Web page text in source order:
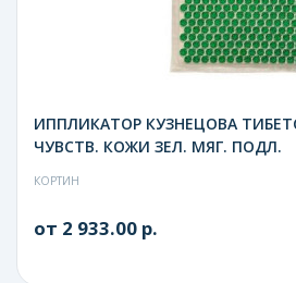
ИППЛИКАТОР КУЗНЕЦОВА
ЧУВСТВ. КОЖИ ЗЕЛ. МЯГ. ПОДЛ.
КОРТИН
от 2 933.00 р.